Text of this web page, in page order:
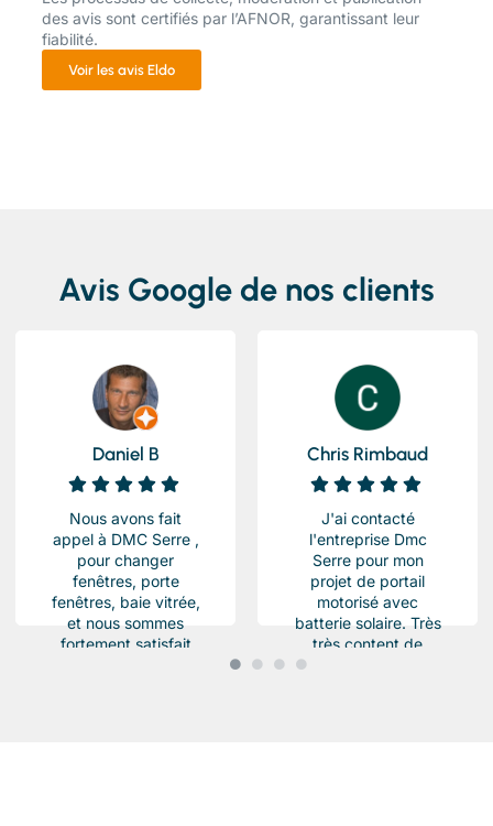
des avis sont certifiés par l’AFNOR, garantissant leur
fiabilité.
Voir les avis Eldo
Avis Google de nos clients
Daniel B
Nous avons fait
appel à DMC Serre ,
pour changer
fenêtres, porte
fenêtres, baie vitrée,
et nous sommes
fortement satisfait
Chris Rimbaud
J'ai contacté
l'entreprise Dmc
Serre pour mon
projet de portail
motorisé avec
batterie solaire. Très
très content de
l'équipe Beau travail